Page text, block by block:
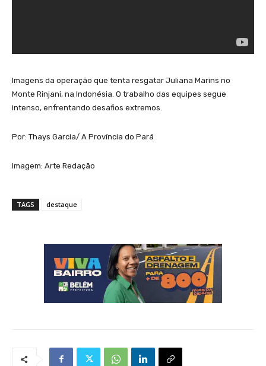
Imagens da operação que tenta resgatar Juliana Marins no
Monte Rinjani, na Indonésia. O trabalho das equipes segue
intenso, enfrentando desafios extremos.
Por: Thays Garcia/ A Província do Pará
Imagem: Arte Redação
TAGS destaque